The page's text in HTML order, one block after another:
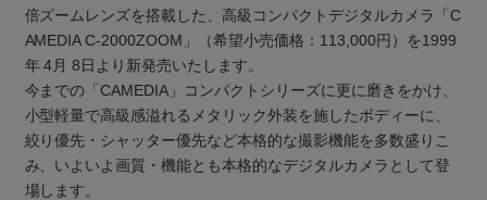
倍ズームレンズを搭載した、高級コンパクトデジタルカメラ「C
AMEDIA C-2000ZOOM」（希望小売価格：113,000円）を1999
年 4月 8日より新発売いたします。
今までの「CAMEDIA」コンパクトシリーズに更に磨きをかけ、
小型軽量で高級感溢れるメタリック外装を施したボディーに、
絞り優先・シャッター優先など本格的な撮影機能を多数盛りこ
み、いよいよ画質・機能とも本格的なデジタルカメラとして登
場します。